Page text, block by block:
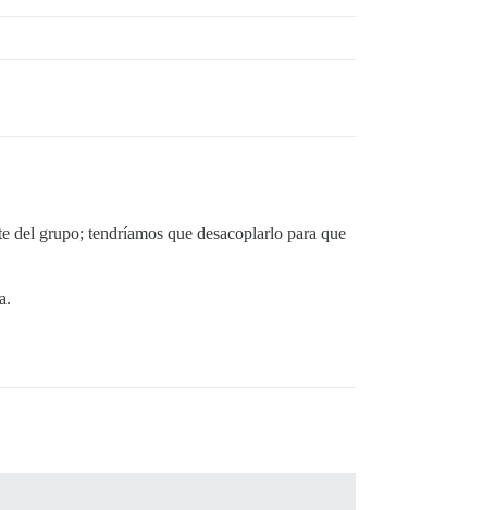
del grupo; tendríamos que desacoplarlo para que